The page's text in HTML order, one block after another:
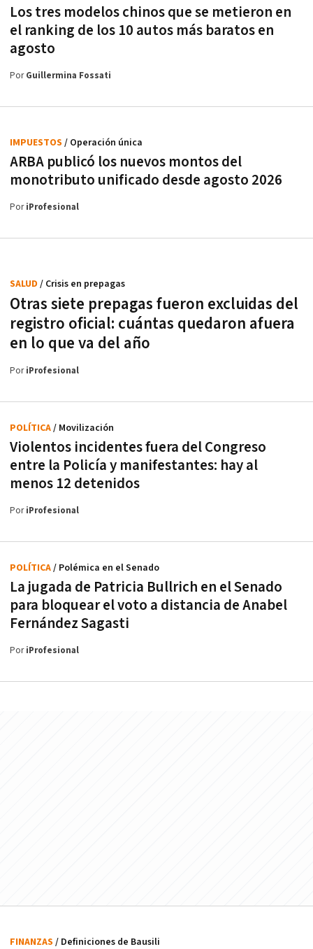
Los tres modelos chinos que se metieron en
el ranking de los 10 autos más baratos en
agosto
PorGuillermina Fossati
ARBA publicó los nuevos montos del
monotributo unificado desde agosto 2026
IMPUESTOS / Operación única
PoriProfesional
Otras siete prepagas fueron excluidas del
registro oficial: cuántas quedaron afuera
en lo que va del año
SALUD / Crisis en prepagas
PoriProfesional
Violentos incidentes fuera del Congreso
entre la Policía y manifestantes: hay al
menos 12 detenidos
POLÍTICA/ Movilización
PoriProfesional
La jugada de Patricia Bullrich en el Senado
para bloquear el voto a distancia de Anabel
Fernández Sagasti
POLÍTICA/ Polémica en el Senado
PoriProfesional
FINANZAS / Definiciones de Bausili